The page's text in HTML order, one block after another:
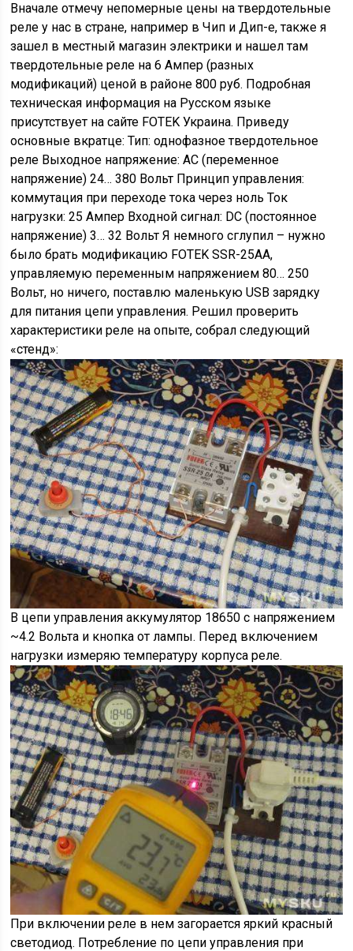
Вначале отмечу непомерные цены на твердотельные
реле у нас в стране, например в Чип и Дип-е, также я
зашел в местный магазин электрики и нашел там
твердотельные реле на 6 Ампер (разных
модификаций) ценой в районе 800 руб. Подробная
техническая информация на Русском языке
присутствует на сайте FOTEK Украина. Приведу
основные вкратце: Тип: однофазное твердотельное
реле Выходное напряжение: AC (переменное
напряжение) 24… 380 Вольт Принцип управления:
коммутация при переходе тока через ноль Ток
нагрузки: 25 Ампер Входной сигнал: DC (постоянное
напряжение) 3… 32 Вольт Я немного сглупил – нужно
было брать модификацию FOTEK SSR-25AA,
управляемую переменным напряжением 80… 250
Вольт, но ничего, поставлю маленькую USB зарядку
для питания цепи управления. Решил проверить
характеристики реле на опыте, собрал следующий
«стенд»:
В цепи управления аккумулятор 18650 с напряжением
~4.2 Вольта и кнопка от лампы. Перед включением
нагрузки измеряю температуру корпуса реле.
При включении реле в нем загорается яркий красный
светодиод. Потребление по цепи управления при